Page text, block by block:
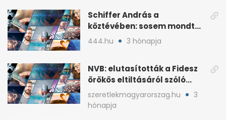
Schiffer András a
köztévében: sosem mondta,
ki fog nyerni
444.hu 3 hónapja
NVB: elutasították a Fidesz
örökös eltiltásáról szóló
népszavazást
szeretlekmagyarorszag.hu
3
hónapja